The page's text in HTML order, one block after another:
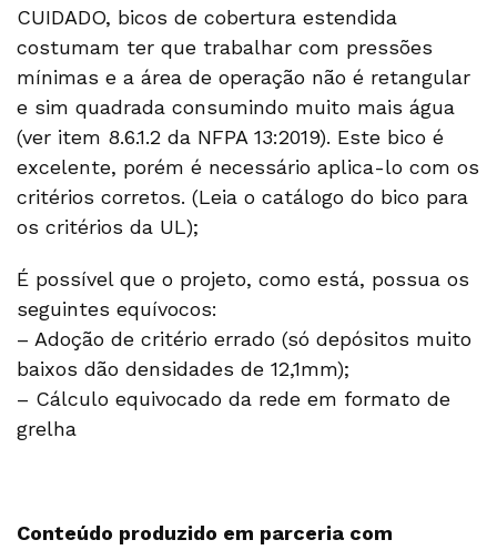
CUIDADO, bicos de cobertura estendida
costumam ter que trabalhar com pressões
mínimas e a área de operação não é retangular
e sim quadrada consumindo muito mais água
(ver item 8.6.1.2 da NFPA 13:2019). Este bico é
excelente, porém é necessário aplica-lo com os
critérios corretos. (Leia o catálogo do bico para
os critérios da UL);
É possível que o projeto, como está, possua os
seguintes equívocos:
– Adoção de critério errado (só depósitos muito
baixos dão densidades de 12,1mm);
– Cálculo equivocado da rede em formato de
grelha
Conteúdo produzido em parceria com